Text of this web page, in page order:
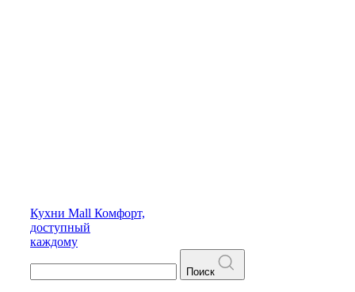
Кухни Mall Комфорт,
доступный
каждому
Поиск